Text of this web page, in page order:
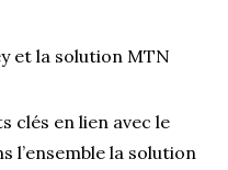
et la solution MTN
clés en lien avec le
l’ensemble la solution